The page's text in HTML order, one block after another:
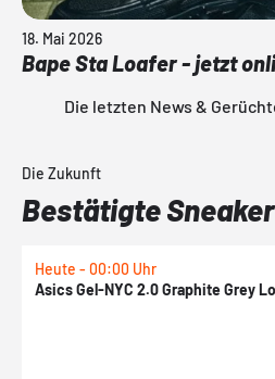
18. Mai 2026
Bape Sta Loafer - jetzt
Die letzten News &
Die Zukunft
Bestätigte
Heute - 00:00 Uhr
Asics Gel-NYC 2.0 Graphite Grey